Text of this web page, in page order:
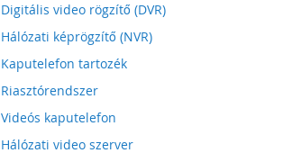
Digitális video rögzítő (DVR)
Hálózati képrögzítő (NVR)
Kaputelefon tartozék
Riasztórendszer
Videós kaputelefon
Hálózati video szerver